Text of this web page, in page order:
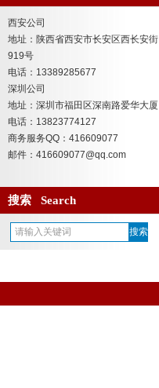
西安公司
地址：陕西省西安市长安区西长安街
919号
电话：13389285677
深圳公司
地址：深圳市福田区深南路爱华大厦
电话：13823774127
商务服务QQ：416609077
邮件：416609077@qq.com
搜索 Search